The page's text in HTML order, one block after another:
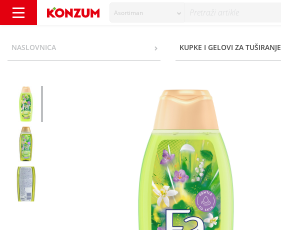
Asortiman
NASLOVNICA KUPKE I GELOVI ZA TUŠIRANJE